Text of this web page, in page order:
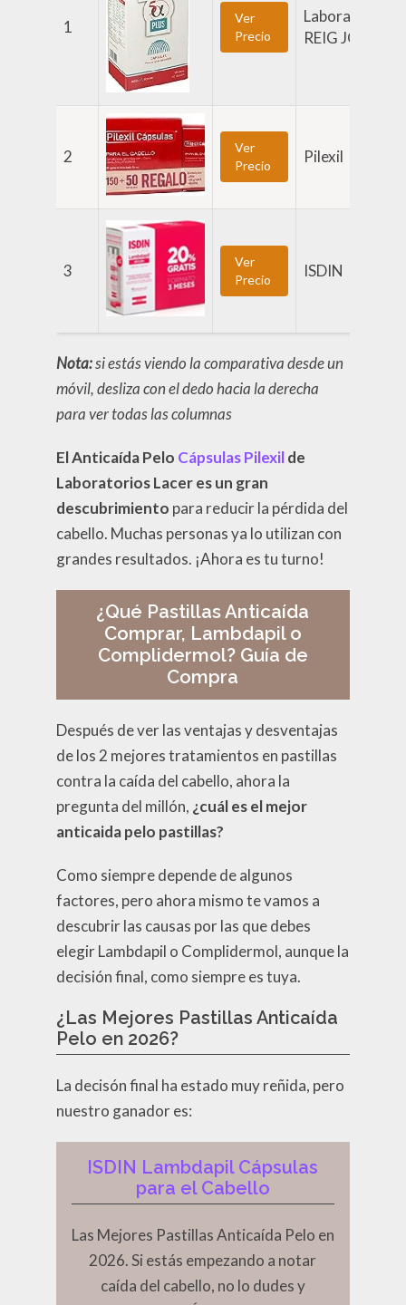
1
Ver
Precio
Laboratorios
REIG JOFRE
2
Ver
Precio
Pilexil
3
Ver
Precio
ISDIN
Nota:si estás viendo la comparativa desde un
móvil, desliza con el dedo hacia la derecha
para ver todas las columnas
El Anticaída Pelo Cápsulas Pilexilde
Laboratorios Lacer es un gran
descubrimiento para reducir la pérdida del
cabello. Muchas personas ya lo utilizan con
grandes resultados. ¡Ahora es tu turno!
¿Qué Pastillas Anticaída
Comprar, Lambdapil o
Complidermol? Guía de
Compra
Después de ver las ventajas y desventajas
de los 2 mejores tratamientos en pastillas
contra la caída del cabello, ahora la
pregunta del millón, ¿cuál es el mejor
anticaida pelo pastillas?
Como siempre depende de algunos
factores, pero ahora mismo te vamos a
descubrir las causas por las que debes
elegir Lambdapil o Complidermol, aunque la
decisión final, como siempre es tuya.
¿Las Mejores Pastillas Anticaída
Pelo en 2026?
La decisón final ha estado muy reñida, pero
nuestro ganador es:
ISDIN Lambdapil Cápsulas
para el Cabello
Las Mejores Pastillas Anticaída Pelo en
2026. Si estás empezando a notar
caída del cabello, no lo dudes y